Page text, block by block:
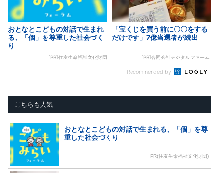
おとなとこどもの対話で生まれ
る、「個」を尊重した社会づく
り
[PR]住友生命福祉文化財団
「宝くじを買う前に〇〇をする
だけです」7億当選者が続出
[PR]合同会社デジタルファーム
Recommended by
こちらも人気
おとなとこどもの対話で生まれる、「個」を尊
重した社会づくり
PR(住友生命福祉文化財団)